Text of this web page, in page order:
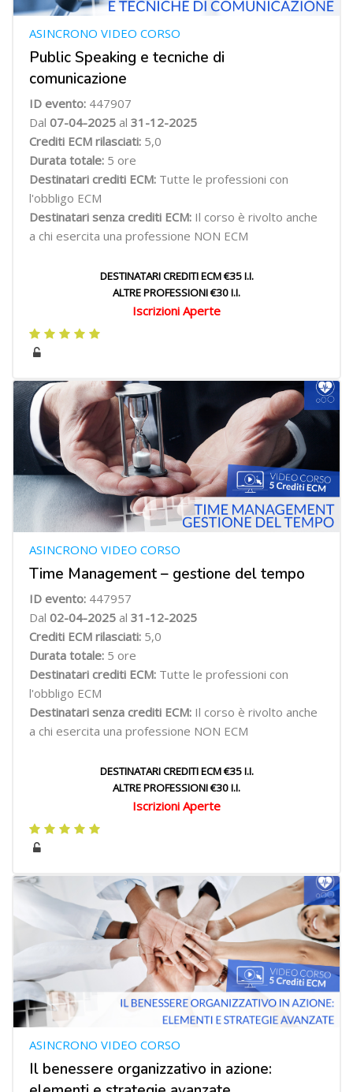
Public Speaking e tecniche di
comunicazione
ASINCRONO VIDEO CORSO
ID evento: 447907
Dal 07-04-2025 al 31-12-2025
Crediti ECM rilasciati: 5,0
Durata totale: 5 ore
Destinatari crediti ECM: Tutte le professioni con
l'obbligo ECM
Destinatari senza crediti ECM: Il corso è rivolto anche
a chi esercita una professione NON ECM
DESTINATARI CREDITI ECM €35 I.I.
ALTRE PROFESSIONI €30 I.I.
Iscrizioni Aperte
Time Management – gestione del tempo
ASINCRONO VIDEO CORSO
ID evento: 447957
Dal 02-04-2025 al 31-12-2025
Crediti ECM rilasciati: 5,0
Durata totale: 5 ore
Destinatari crediti ECM: Tutte le professioni con
l'obbligo ECM
Destinatari senza crediti ECM: Il corso è rivolto anche
a chi esercita una professione NON ECM
DESTINATARI CREDITI ECM €35 I.I.
ALTRE PROFESSIONI €30 I.I.
Iscrizioni Aperte
Il benessere organizzativo in azione:
ASINCRONO VIDEO CORSO